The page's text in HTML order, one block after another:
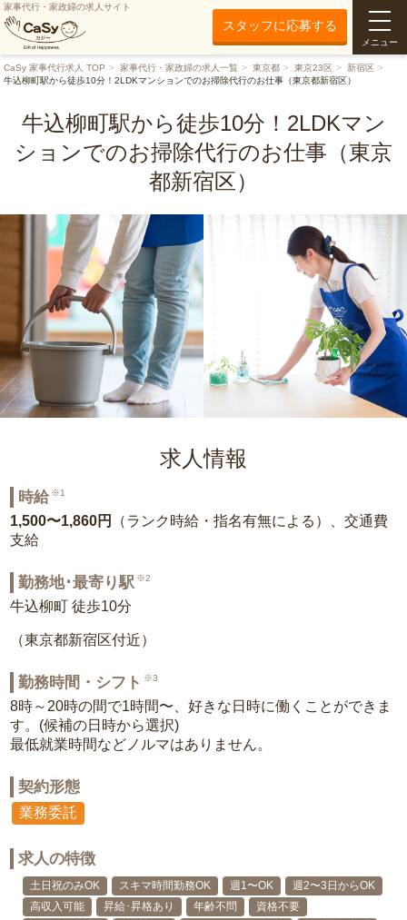
家事代行・家政婦の求人サイト
スタッフに応募する
メニュー
CaSy 家事代行求人 TOP 家事代行・家政婦の求人一覧 東京都 東京23区
新宿区
牛込柳町駅から徒歩10分！2LDKマンションでのお掃除代行のお仕事（東京都新宿区）
牛込柳町駅から徒歩10分！2LDKマン
ションでのお掃除代行のお仕事（東京
都新宿区）
求人情報
時給 ※1
1,500〜1,860円
（ランク時給・指名有無による）、交通費
支給
勤務地･最寄り駅 ※2
牛込柳町 徒歩10分
（東京都新宿区付近）
勤務時間・シフト ※3
8時～20時の間で1時間〜、好きな日時に働くことができま
す。(候補の日時から選択)
最低就業時間などノルマはありません。
契約形態
業務委託
求人の特徴
土日祝のみOK スキマ時間勤務OK 週1〜OK
週2〜3日からOK
高収入可能
昇給･昇格あり 年齢不問
資格不要